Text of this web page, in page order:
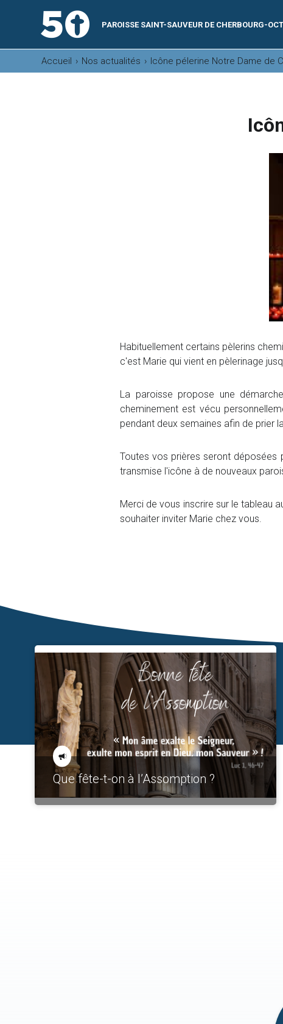
navigation
PAROISSE SAINT-SAUVEUR DE CHERBOURG-
Accueil › Nos actualités › Icône pélerine Notre Dame de
Habituellement certains pèlerins
c'est Marie qui vient en pèlerinage
La paroisse propose une
cheminement est vécu
pendant deux semaines afin de prier
Toutes vos prières seront déposées
transmise l'icône à de nouveaux
Merci de vous inscrire sur le tableau
souhaiter inviter Marie chez vous.
Que fête-t-on à l’Assomption ?